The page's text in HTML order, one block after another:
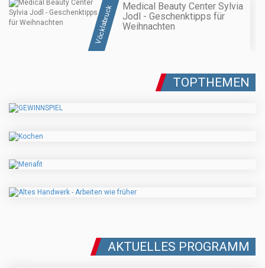
Vöcklabruck
Medical Beauty Center Sylvia
Jodl - Geschenktipps für
Weihnachten
TOPTHEMEN
AKTUELLES PROGRAMM